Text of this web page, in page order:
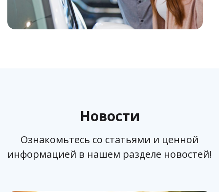
Новости
Ознакомьтесь со статьями и ценной
информацией в нашем разделе новостей!